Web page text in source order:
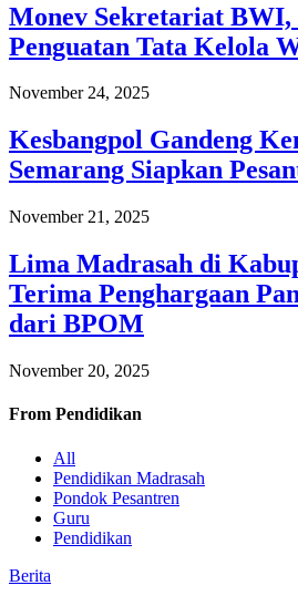
Monev Sekretariat BWI,
Penguatan Tata Kelola
November 24, 2025
Kesbangpol Gandeng
Semarang Siapkan
November 21, 2025
Lima Madrasah di
Terima Penghargaan
dari BPOM
November 20, 2025
From Pendidikan
All
Pendidikan Madrasah
Pondok Pesantren
Guru
Pendidikan
Berita